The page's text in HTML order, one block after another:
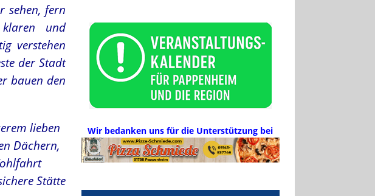
sehen, fern
und
verstehen
der Stadt
bauen den
lieben
Dächern,
Stätte
Wir bedanken uns für die Unterstützung bei